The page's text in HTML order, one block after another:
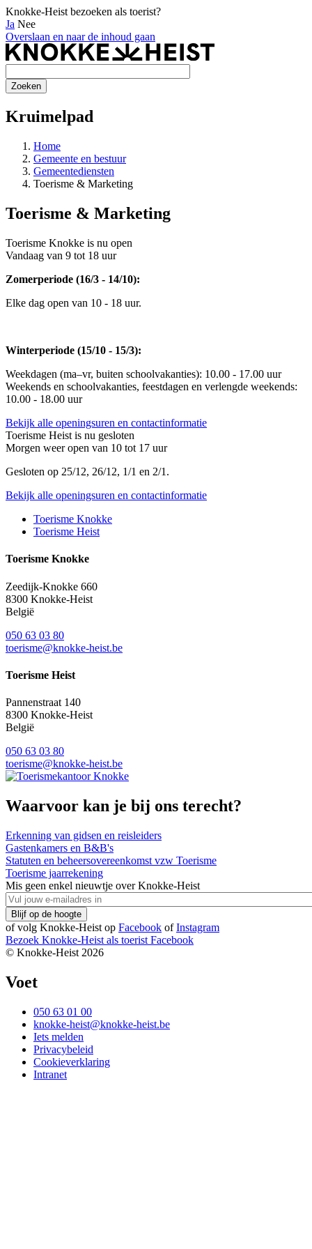
Knokke-Heist bezoeken als toerist?
Ja Nee
Overslaan en naar de inhoud gaan
Kruimelpad
Home
Gemeente en bestuur
Gemeentediensten
Toerisme & Marketing
Toerisme & Marketing
Toerisme Knokke is nu open
Vandaag van 9 tot 18 uur
Zomerperiode (16/3 - 14/10):
Elke dag open van 10 - 18 uur.
Winterperiode (15/10 - 15/3):
Weekdagen (ma–vr, buiten schoolvakanties): 10.00 - 17.00 uur
Weekends en schoolvakanties, feestdagen en verlengde weekends:
10.00 - 18.00 uur
Bekijk alle openingsuren en contactinformatie
Toerisme Heist is nu gesloten
Morgen weer open van 10 tot 17 uur
Gesloten op 25/12, 26/12, 1/1 en 2/1.
Bekijk alle openingsuren en contactinformatie
Toerisme Knokke
Toerisme Heist
Toerisme Knokke
Zeedijk-Knokke 660
8300 Knokke-Heist
België
050 63 03 80
toerisme@knokke-heist.be
Toerisme Heist
Pannenstraat 140
8300 Knokke-Heist
België
050 63 03 80
toerisme@knokke-heist.be
Waarvoor kan je bij ons terecht?
Erkenning van gidsen en reisleiders
Gastenkamers en B&B's
Statuten en beheersovereenkomst vzw Toerisme
Toerisme jaarrekening
Mis geen enkel nieuwtje over Knokke-Heist
of volg Knokke-Heist op Facebook ofInstagram
Bezoek Knokke-Heist als toerist Facebook
© Knokke-Heist 2026
Voet
050 63 01 00
knokke-heist@knokke-heist.be
Iets melden
Privacybeleid
Cookieverklaring
Intranet